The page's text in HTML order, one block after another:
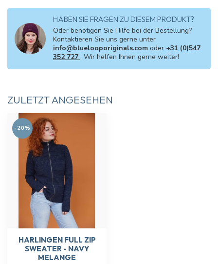
HABEN SIE FRAGEN ZU DIESEM PRODUKT?
Oder benötigen Sie Hilfe bei der Bestellung?
Kontaktieren Sie uns gerne unter
info@bluelooporiginals.com oder +31 (0)547
352 727 . Wir helfen Ihnen gerne weiter!
ZULETZT ANGESEHEN
-20%
HARLINGEN FULL ZIP
SWEATER - NAVY
MELANGE